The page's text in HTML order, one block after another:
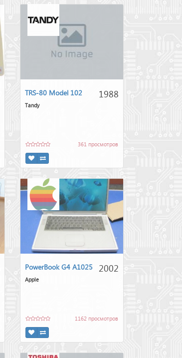
1988
TRS-80 Model 102
Tandy
361 просмотров
2002
PowerBook G4 A1025
Apple
1162 просмотров